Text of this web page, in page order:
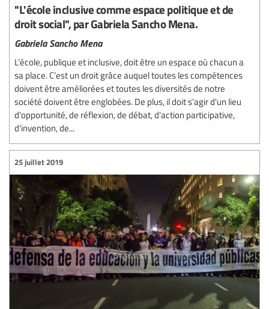
"L'école inclusive comme espace politique et de
droit social", par Gabriela Sancho Mena.
Gabriela Sancho Mena
L’école, publique et inclusive, doit être un espace où chacun a
sa place. C’est un droit grâce auquel toutes les compétences
doivent être améliorées et toutes les diversités de notre
société doivent être englobées. De plus, il doit s'agir d'un lieu
d'opportunité, de réflexion, de débat, d'action participative,
d'invention, de...
25 juillet 2019